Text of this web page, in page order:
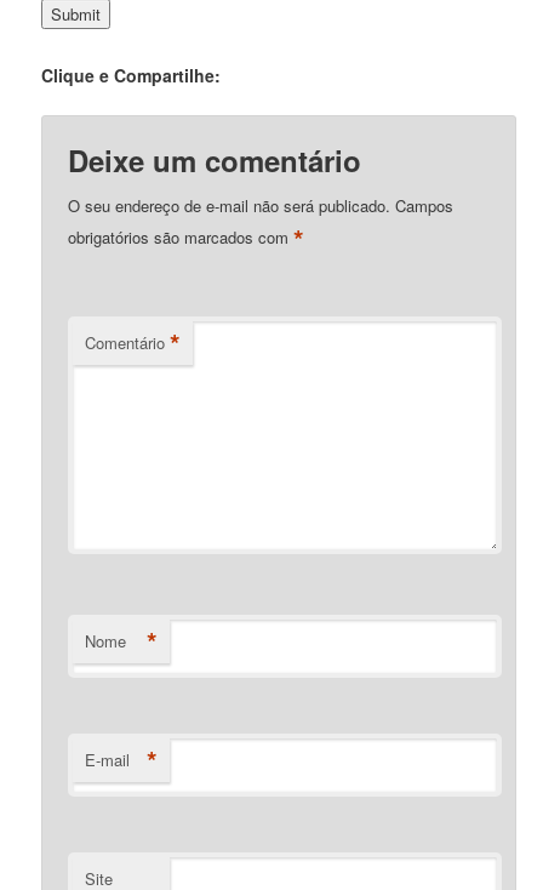
Clique e Compartilhe:
Deixe um comentário
O seu endereço de e-mail não será publicado. Campos
obrigatórios são marcados com*
Comentário *
Nome *
E-mail *
Site